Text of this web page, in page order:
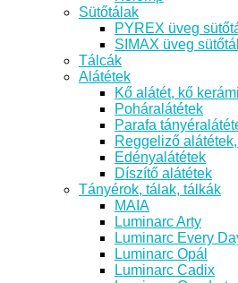
Sütőtálak
PYREX üveg
SIMAX üveg
Tálcák
Alátétek
Kő alátét, kő
Poháralátétek
Parafa
Reggeliző
Edényalátétek
Díszítő alátétek
Tányérok, tálak, tálkák
MAIA
Luminarc Arty
Luminarc Every
Luminarc Opál
Luminarc Cadix